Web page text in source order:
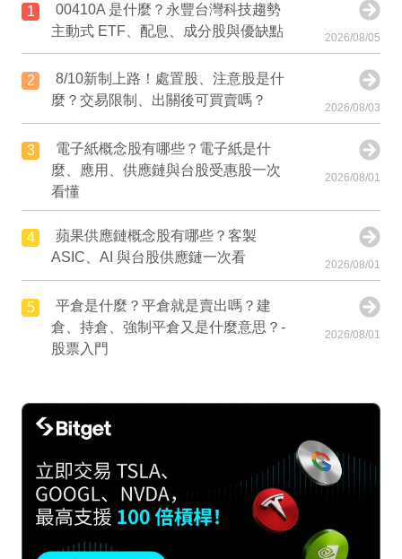
1
00410A 是什麼？永豐台灣科技趨勢
主動式 ETF、配息、成分股與優缺點
2026/08/05
2
8/10新制上路！處置股、注意股是什
麼？交易限制、出關後可買賣嗎？
2026/08/03
3
電子紙概念股有哪些？電子紙是什
麼、應用、供應鏈與台股受惠股一次
看懂
2026/08/01
4
蘋果供應鏈概念股有哪些？客製
ASIC、AI 與台股供應鏈一次看
2026/08/01
5
平倉是什麼？平倉就是賣出嗎？建
倉、持倉、強制平倉又是什麼意思？-
股票入門
2026/08/01